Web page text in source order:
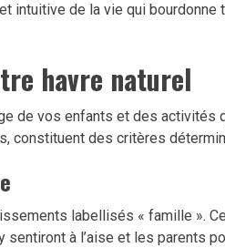
intuitive de la vie qui
havre naturel
de vos enfants et des
des critères
labellisés « famille ».
sentiront à l’aise et les parents